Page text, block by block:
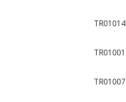
TR01014
TR01001
TR01007